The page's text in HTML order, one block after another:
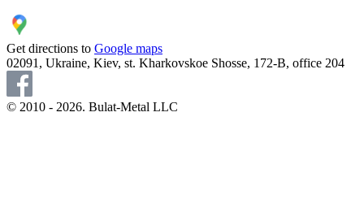
Get directions to Google maps
02091, Ukraine, Kiev, st. Kharkovskoe Shosse, 172-B, office 204
© 2010 - 2026. Bulat-Metal LLC